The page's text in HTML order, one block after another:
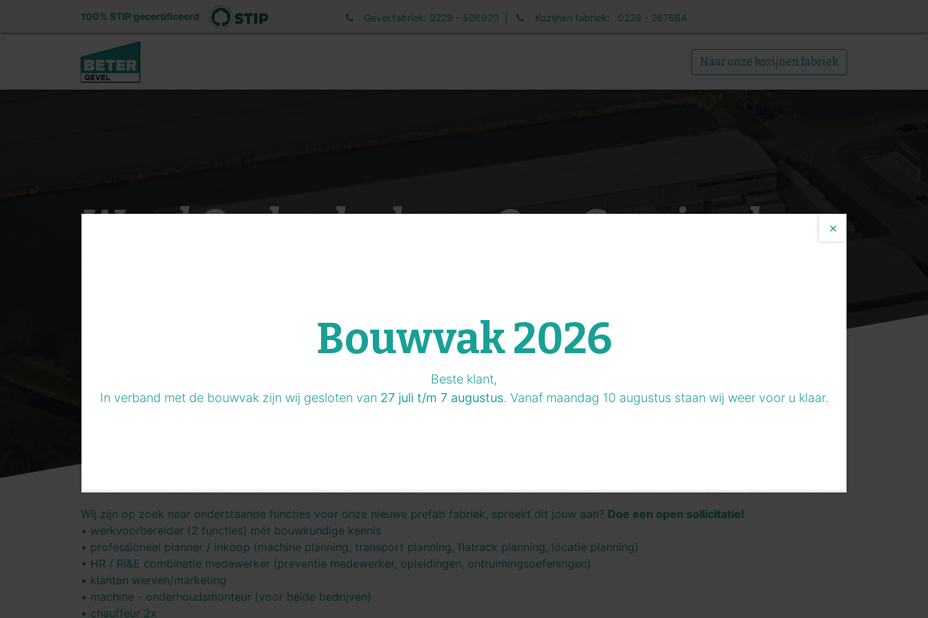
100% STIP gecertificeerd Gevel fabriek: 0229 - 506920 | Kozijnen fabriek: 0229 - 267684
Naar onze kozijnen fabriek
Word Onderdeel van Ons Groeiende
Wij zijn op zoek naar onderstaande functies voor onze nieuwe prefab fabriek, spreekt dit jouw aan? Doe een open sollicitatie!
• werkvoorbereider (2 functies) mét bouwkundige kennis
• professioneel planner / inkoop (machine planning, transport planning, flatrack planning, locatie planning)
• HR / RI&E combinatie medewerker (preventie medewerker, opleidingen, ontruimingsoefeningen)
• klanten werven/marketing
• machine - onderhoudsmonteur (voor beide bedrijven)
• chauffeur 2x
×
Bouwvak 2026
Beste klant,
In verband met de bouwvak zijn wij gesloten van 27 juli t/m 7 augustus. Vanaf maandag 10 augustus staan wij weer voor u klaar.